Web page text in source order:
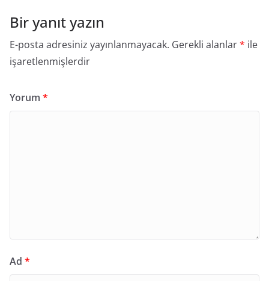
Bir yanıt yazın
E-posta adresiniz yayınlanmayacak. Gerekli alanlar* ile
işaretlenmişlerdir
Yorum *
Ad *